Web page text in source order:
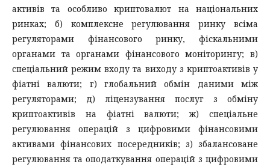
активів та особливо криптовалют на національних
ринках; б) комплексне регулювання ринку всіма
регуляторами фінансового ринку, фіскальними
органами та органами фінансового моніторингу; в)
спеціальний режим входу та виходу з криптоактивів у
фіатні валюти; г) глобальний обмін даними між
регуляторами; д) ліцензування послуг з обміну
криптоактивів на фіатні валюти; ж) спеціальне
регулювання операцій з цифровими фінансовими
активами фінансових посередників; з) збалансоване
регулювання та оподаткування операцій з цифровими